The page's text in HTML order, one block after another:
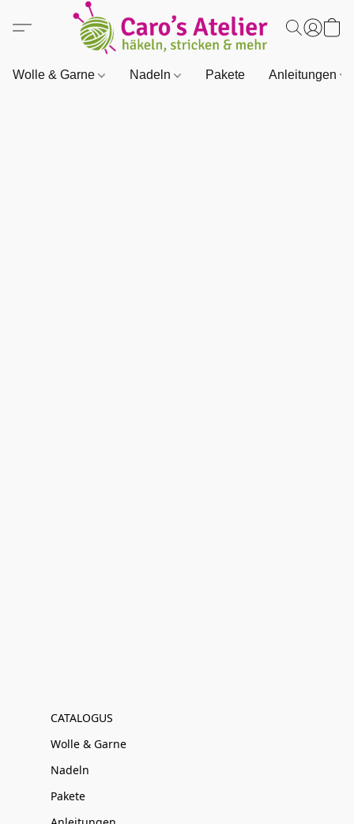
Wolle & Garne Nadeln Pakete Anleitungen
CATALOGUS
Wolle & Garne
Nadeln
Pakete